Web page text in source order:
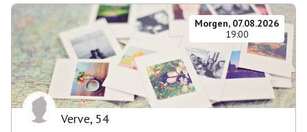
Morgen, 07.08.2026
19:00
Verve, 54